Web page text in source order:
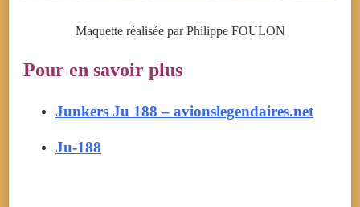
Maquette réalisée par Philippe FOULON
Pour en savoir plus
Junkers Ju 188 – avionslegendaires.net
Ju-188